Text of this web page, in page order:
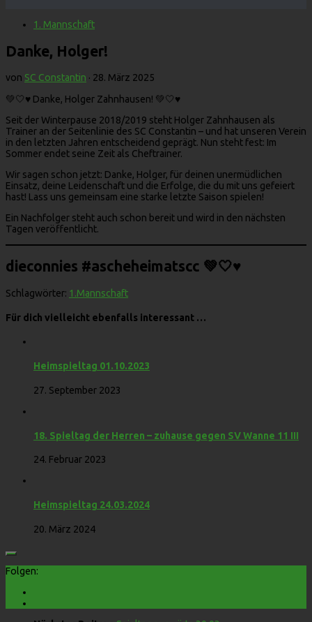
1. Mannschaft
Danke, Holger!
von SC Constantin · 28. März 2025
💚🤍♥️ Danke, Holger Zahnhausen! 💚🤍♥️
Seit der Winterpause 2018/2019 steht Holger Zahnhausen als
Trainer an der Seitenlinie des SC Constantin – und hat unseren Verein
in den letzten Jahren entscheidend geprägt. Nun steht fest: Im
Sommer endet seine Zeit als Cheftrainer.
Wir sagen schon jetzt: Danke, Holger, für deinen unermüdlichen
Einsatz, deine Leidenschaft und die Erfolge, die du mit uns gefeiert
hast! Lass uns gemeinsam eine starke letzte Saison spielen!
Ein Nachfolger steht auch schon bereit und wird in den nächsten
Tagen veröffentlicht.
dieconnies #ascheheimatscc 💚🤍♥️
Schlagwörter: 1.Mannschaft
Für dich vielleicht ebenfalls interessant …
Heimspieltag 01.10.2023
27. September 2023
18. Spieltag der Herren – zuhause gegen SV Wanne 11 III
24. Februar 2023
Heimspieltag 24.03.2024
20. März 2024
Folgen: